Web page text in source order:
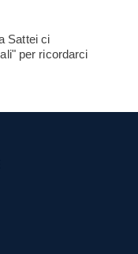
Sattei ci
per ricordarci